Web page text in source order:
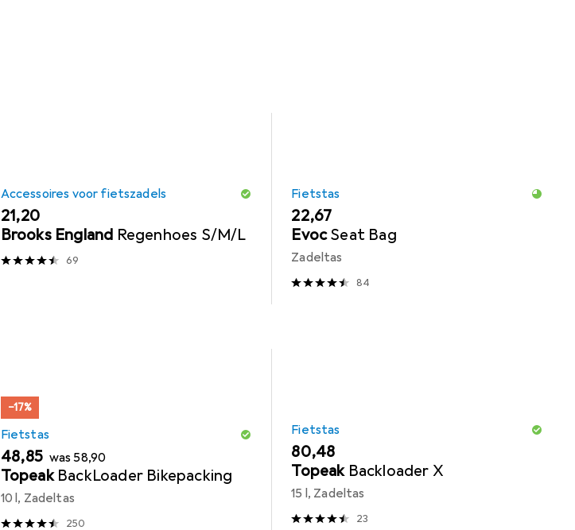
Accessoires voor fietszadels
EUR
21,20
Brooks England Regenhoes S/M/L
69
Fietstas
EUR
22,67
EvocSeat Bag
Zadeltas
84
−17%
Fietstas
EUR
48,85 wasEUR
58,90
Topeak BackLoader Bikepacking
10 l, Zadeltas
250
Fietstas
EUR
80,48
Topeak Backloader X
15 l, Zadeltas
23